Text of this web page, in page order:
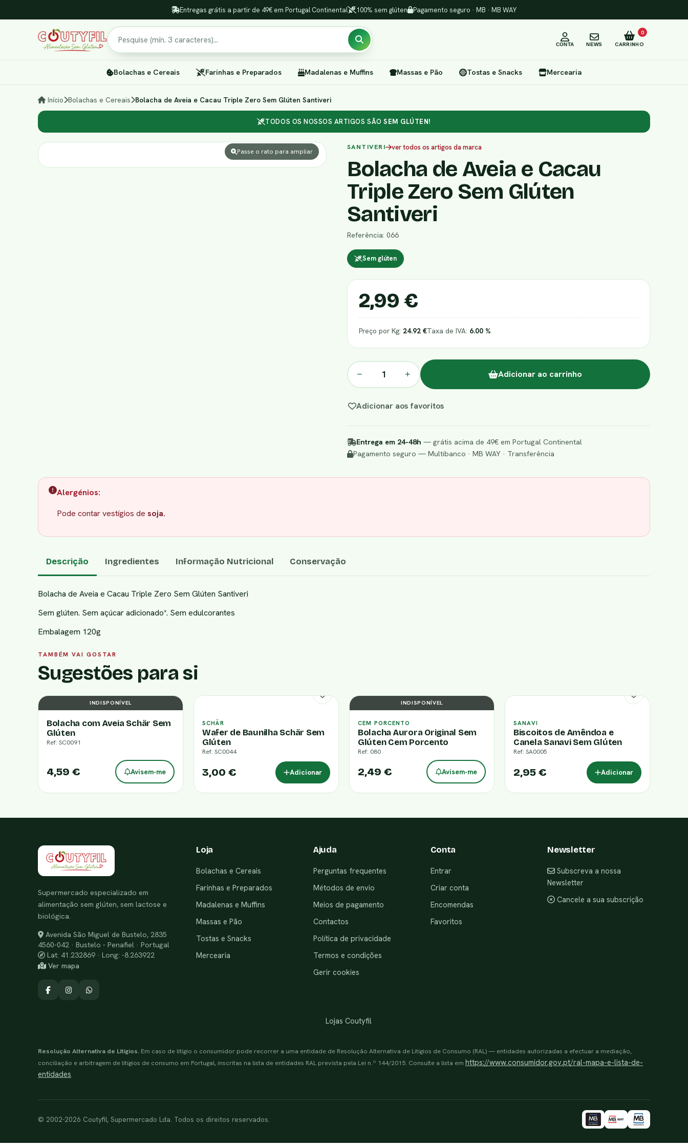
Entregas grátis a partir de 49€ em Portugal Continental 100% sem glúten Pagamento seguro · MB · MB WAY
Pesquisar
CONTA NEWS CARRINHO
0
Bolachas e Cereais Farinhas e Preparados Madalenas e Muffins Massas e Pão Tostas e Snacks Mercearia
Início Bolachas e Cereais Bolacha de Aveia e Cacau Triple Zero Sem Glúten Santiveri
TODOS OS NOSSOS ARTIGOS SÃO SEM GLÚTEN!
Passe o rato para ampliar
SANTIVERI ver todos os artigos da marca
Bolacha de Aveia e Cacau
Triple Zero Sem Glúten
Santiveri
Referência: 066
Sem glúten
2,99 €
Preço por Kg: 24.92 €Taxa de IVA: 6.00 %
− + Adicionar ao carrinho
Adicionar aos favoritos
Entrega em 24-48h — grátis acima de 49€ em Portugal Continental
Pagamento seguro — Multibanco · MB WAY · Transferência
Alergénios:
Pode contar vestígios de soja.
Descrição Ingredientes Informação Nutricional Conservação
Bolacha de Aveia e Cacau Triple Zero Sem Glúten Santiveri
Sem glúten. Sem açúcar adicionado*. Sem edulcorantes
Embalagem 120g
TAMBÉM VAI GOSTAR
Sugestões para si
INDISPONÍVEL
Bolacha com Aveia Schär Sem
Glúten
Ref: SC0091
4,59 € Avisem-me
SCHÄR
Wafer de Baunilha Schär Sem
Glúten
Ref: SC0044
3,00 € Adicionar
INDISPONÍVEL
CEM PORCENTO
Bolacha Aurora Original Sem
Glúten Cem Porcento
Ref: 080
2,49 € Avisem-me
SANAVI
Biscoitos de Amêndoa e
Canela Sanavi Sem Glúten
Ref: SA0005
2,95 € Adicionar
Supermercado especializado em
alimentação sem glúten, sem lactose e
biológica.
Avenida São Miguel de Bustelo, 2835
4560-042 · Bustelo - Penafiel · Portugal
Lat: 41.232869 · Long: -8.263922
Ver mapa
Loja
Bolachas e Cereais
Farinhas e Preparados
Madalenas e Muffins
Massas e Pão
Tostas e Snacks
Mercearia
Ajuda
Perguntas frequentes
Métodos de envio
Meios de pagamento
Contactos
Política de privacidade
Termos e condições
Gerir cookies
Conta
Entrar
Criar conta
Encomendas
Favoritos
Newsletter
Subscreva a nossa
Newsletter
Cancele a sua subscrição
Lojas Coutyfil
Resolução Alternativa de Litígios. Em caso de litígio o consumidor pode recorrer a uma entidade de Resolução Alternativa de Litígios de Consumo (RAL) — entidades autorizadas a efectuar a mediação,
conciliação e arbitragem de litígios de consumo em Portugal, inscritas na lista de entidades RAL prevista pela Lei n.º 144/2015. Consulte a lista em https://www.consumidor.gov.pt/ral-mapa-e-lista-de-
entidades.
© 2002-2026 Coutyfil, Supermercado Lda. Todos os direitos reservados.